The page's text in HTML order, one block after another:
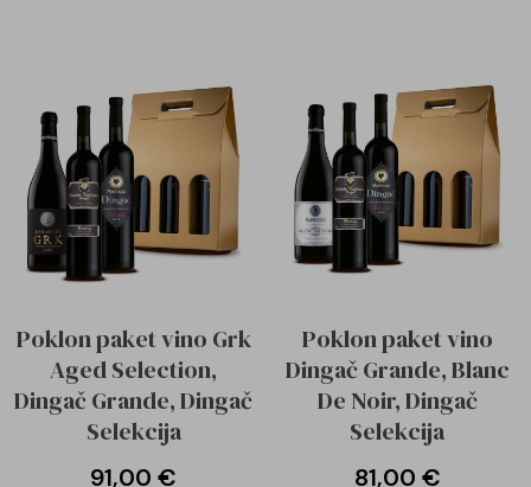
Poklon paket vino Grk
Aged Selection,
Dingač Grande, Dingač
Selekcija
91,00€
Poklon paket vino
Dingač Grande, Blanc
De Noir, Dingač
Selekcija
81,00 €